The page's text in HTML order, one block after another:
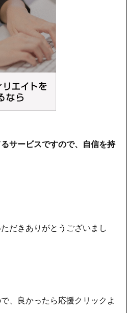
サービスですので、自信を持
だきありがとうございまし
、良かったら応援クリックよ